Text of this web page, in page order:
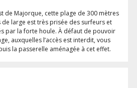
de Majorque, cette plage de 300 mètres
large est très prisée des surfeurs et
par la forte houle. À défaut de pouvoir
auxquelles l’accès est interdit, vous
la passerelle aménagée à cet effet.